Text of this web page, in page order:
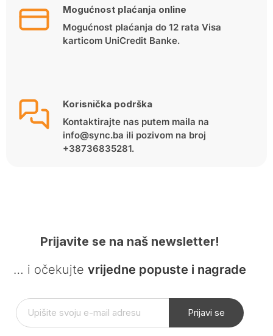
Mogućnost plaćanja online
Mogućnost plaćanja do 12 rata Visa
karticom UniCredit Banke.
Korisnička podrška
Kontaktirajte nas putem maila na
info@sync.ba ili pozivom na broj
+38736835281.
Prijavite se na naš newsletter!
… i očekujte vrijedne popuste i nagrade
Prijavi se